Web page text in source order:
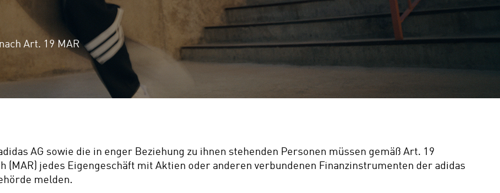
Art. 19 MAR
AG sowie die in enger Beziehung zu ihnen stehenden Personen müssen gemäß Art. 19
(MAR) jedes Eigengeschäft mit Aktien oder anderen verbundenen Finanzinstrumenten der adidas
melden.